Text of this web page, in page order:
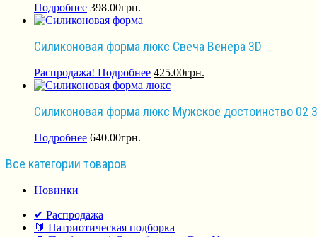
Подробнее 398.00грн.
Силиконовая форма люкс Свеча Венера 3D
Распродажа! Подробнее 425.00грн.
Силиконовая форма люкс Мужское достоинство 02
Подробнее 640.00грн.
Все категории товаров
Новинки
✔ Распродажа
🔰 Патриотическая подборка